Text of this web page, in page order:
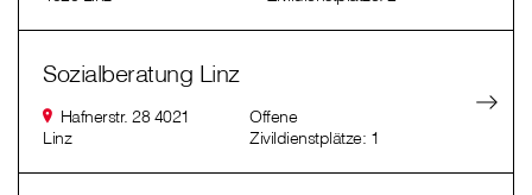
Sozialberatung Linz
Hafnerstr. 28 4021
Linz
Offene
Zivildienstplätze: 1